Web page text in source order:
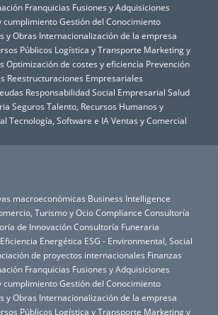
Franquicias Fusiones y Adquisiciones
cumplimientoGestión del Conocimiento
y Obras Internacionalización de la empresa
Públicos Logística y Transporte Marketing y
Optimización de costes y eficiencia Prevención
Reestructuraciones Empresariales
Responsabilidad Social Empresarial Salud
Seguros Talento, Recursos Humanos y
Tecnología, Software e IAVentas y Comercial
macroeconómicas Business Intelligence
Turismo y OcioCompliance Consultoría
de InnovaciónConsultoría Funeraria
Eficiencia Energética ESG - Environmental, Social
de proyectos internacionales Finanzas
Franquicias Fusiones y Adquisiciones
cumplimientoGestión del Conocimiento
y Obras Internacionalización de la empresa
Públicos Logística y Transporte Marketing y